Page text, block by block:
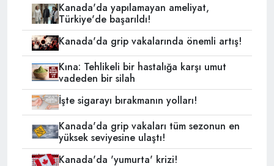
Kanada'da yapılamayan ameliyat,
Türkiye'de başarıldı!
Kanada'da grip vakalarında önemli artış!
Kına: Tehlikeli bir hastalığa karşı umut
vadeden bir silah
İşte sigarayı bırakmanın yolları!
Kanada'da grip vakaları tüm sezonun en
yüksek seviyesine ulaştı!
Kanada'da 'yumurta' krizi!